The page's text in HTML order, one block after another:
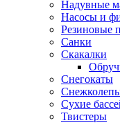
Надувные
Насосы и
Резиновые
Санки
Скакалки
Снегокаты
Сухие
Твистеры